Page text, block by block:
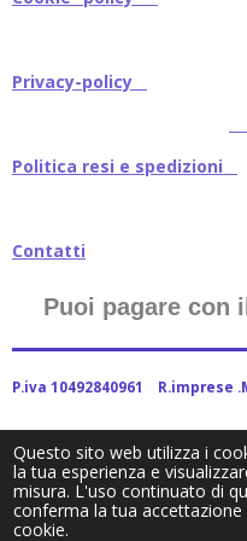
Questo sito web utilizza i
la tua esperienza e
misura. L'uso continuato di
conferma la tua
cookie.
Privacy-policy
Politica resi e spedizioni
Contatti
Puoi pagare con
P.iva 10492840961 R.imprese
2024Baitstoreitalia fornito da